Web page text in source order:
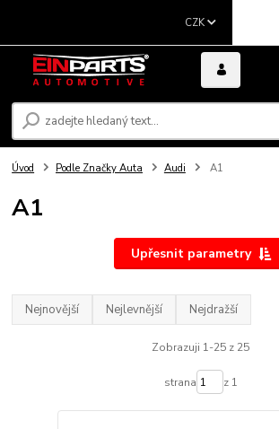
CZK
Úvod Podle Značky Auta Audi A1
A1
Upřesnit parametry
Nejnovější Nejlevnější Nejdražší
Zobrazuji 1-25 z 25
strana z 1